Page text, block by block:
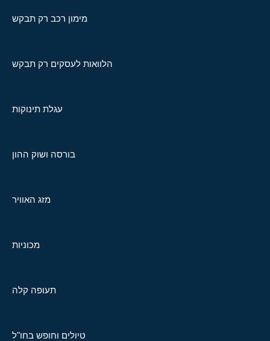
מימון רכב רק תבקש
הלוואות לעסקים רק תבקש
עגלת תינוקות
בורסה ושוק ההון
מזג האוויר
מכוניות
תעופה קלה
טיולים וחופש בחו"ל